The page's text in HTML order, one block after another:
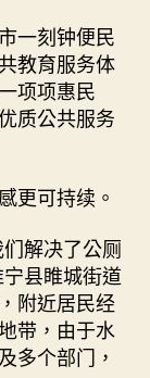
一刻钟便民
教育服务体
项项惠民
质公共服务
更可持续。
解决了公厕
县睢城街道
附近居民经
带，由于水
多个部门，